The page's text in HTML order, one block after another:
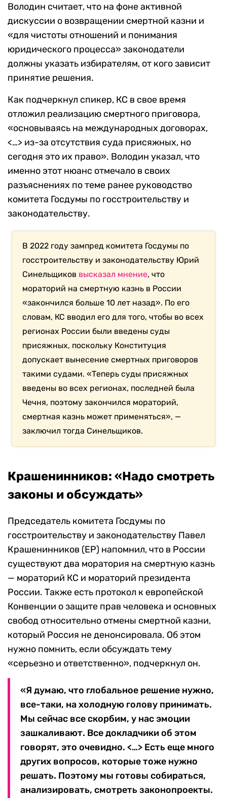
Володин считает, что на фоне активной
дискуссии о возвращении смертной казни и
«для чистоты отношений и понимания
юридического процесса» законодатели
должны указать избирателям, от кого зависит
принятие решения.
Как подчеркнул спикер, КС в свое время
отложил реализацию смертного приговора,
«основываясь на международных договорах,
<…> из-за отсутствия суда присяжных, но
сегодня это их право». Володин указал, что
именно этот нюанс отмечало в своих
разъяснениях по теме ранее руководство
комитета Госдумы по госстроительству и
законодательству.
В 2022 году зампред комитета Госдумы по
госстроительству и законодательству Юрий
Синельщиков высказал мнение, что
мораторий на смертную казнь в России
«закончился больше 10 лет назад». По его
словам, КС вводил его для того, чтобы во всех
регионах России были введены суды
присяжных, поскольку Конституция
допускает вынесение смертных приговоров
такими судами. «Теперь суды присяжных
введены во всех регионах, последней была
Чечня, поэтому закончился мораторий,
смертная казнь может применяться», —
заключил тогда Синельщиков.
Крашенинников: «Надо смотреть
законы и обсуждать»
Председатель комитета Госдумы по
госстроительству и законодательству Павел
Крашенинников (ЕР) напомнил, что в России
существуют два моратория на смертную казнь
— мораторий КС и мораторий президента
России. Также есть протокол к европейской
Конвенции о защите прав человека и основных
свобод относительно отмены смертной казни,
который Россия не денонсировала. Об этом
нужно помнить, если обсуждать тему
«серьезно и ответственно», подчеркнул он.
«Я думаю, что глобальное решение нужно,
все-таки, на холодную голову принимать.
Мы сейчас все скорбим, у нас эмоции
зашкаливают. Все докладчики об этом
говорят, это очевидно. <…> Есть еще много
других вопросов, которые тоже нужно
решать. Поэтому мы готовы собираться,
анализировать, смотреть законопроекты.